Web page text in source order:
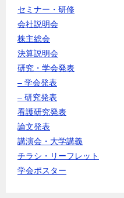
セミナー・研修
会社説明会
株主総会
決算説明会
研究・学会発表
– 学会発表
– 研究発表
看護研究発表
論文発表
講演会・大学講義
チラシ・リーフレット
学会ポスター